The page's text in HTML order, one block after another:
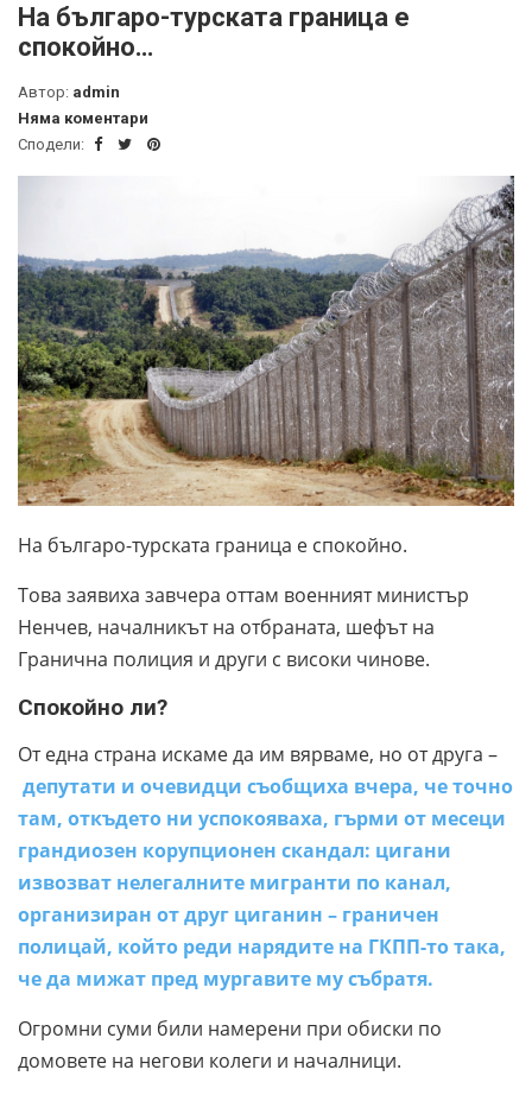
На българо-турската граница е
спокойно…
Автор: admin
Няма коментари
Сподели:
На българо-турската граница е спокойно.
Това заявиха завчера оттам военният министър
Ненчев, началникът на отбраната, шефът на
Гранична полиция и други с високи чинове.
Спокойно ли?
От една страна искаме да им вярваме, но от друга –
депутати и очевидци съобщиха вчера, че точно
там, откъдето ни успокояваха, гърми от месеци
грандиозен корупционен скандал: цигани
извозват нелегалните мигранти по канал,
организиран от друг циганин – граничен
полицай, който реди нарядите на ГКПП-то така,
че да мижат пред мургавите му събратя.
Огромни суми били намерени при обиски по
домовете на негови колеги и началници.